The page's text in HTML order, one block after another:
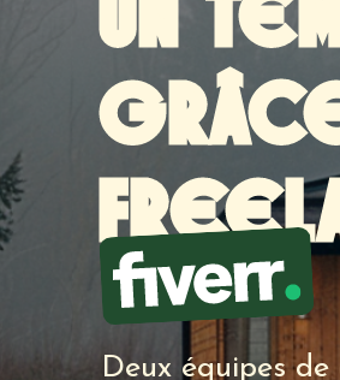
Deux équipes